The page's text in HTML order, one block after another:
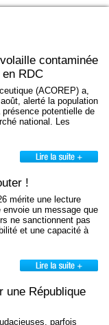
contaminée
RDC
(ACOREP) a,
alerté la population
potentielle de
national. Les
!
mérite une lecture
un message que
ne sanctionnent pas
et une capacité à
une République
parfois